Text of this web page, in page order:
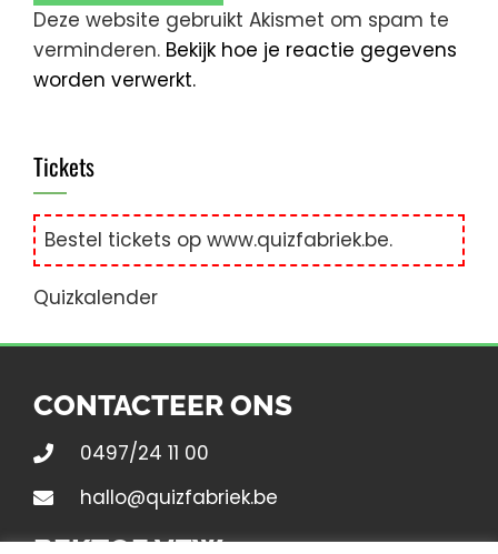
Deze website gebruikt Akismet om spam te
verminderen. Bekijk hoe je reactie gegevens
worden verwerkt.
Tickets
Bestel tickets op www.quizfabriek.be.
Quizkalender
CONTACTEER ONS
0497/24 11 00
hallo@quizfabriek.be